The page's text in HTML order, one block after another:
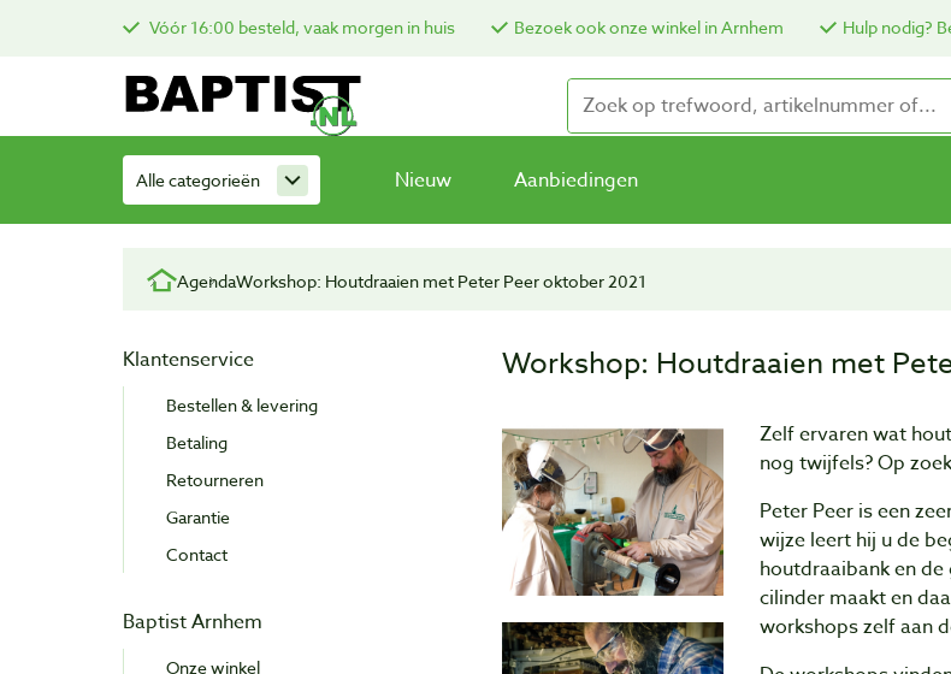
Vóór 16:00 besteld, vaak morgen in huis Bezoek ook onze winkel in Arnhem Hulp nodig?
Alle categorieën Nieuw Aanbiedingen
AgendaWorkshop: Houtdraaien met Peter Peer oktober 2021
Klantenservice
Bestellen & levering
Betaling
Retourneren
Garantie
Contact
Baptist Arnhem
Onze winkel
Workshop: Houtdraaien met
Zelf ervaren wat
nog twijfels? Op
Peter Peer is een
wijze leert hij u de
houtdraaibank en
cilinder maakt en
workshops zelf aan